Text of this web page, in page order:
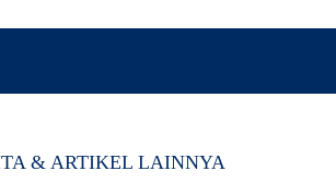
& ARTIKEL LAINNYA